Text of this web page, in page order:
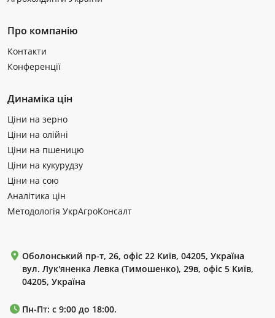
Про компанію
Контакти
Конференції
Динаміка цін
Ціни на зерно
Ціни на олійні
Ціни на пшеницю
Ціни на кукурудзу
Ціни на сою
Аналітика цін
Методологія УкрАгроКонсалт
Оболонський пр-т, 26, офіс 22 Київ, 04205, Україна
вул. Лук'яненка Левка (Тимошенко), 29в, офіс 5 Київ,
04205, Україна
Пн-Пт: с 9:00 до 18:00.